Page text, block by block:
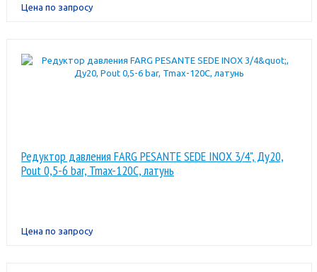
Цена по запросу
Редуктор давления FARG PESANTE SEDE INOX 3/4", Ду20,
Pout 0,5-6 bar, Tmax-120C, латунь
Цена по запросу